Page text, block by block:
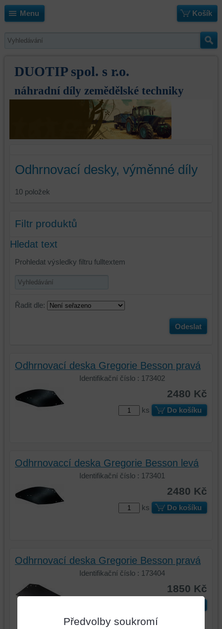
Menu Košík
DUOTIP spol. s r.o.
náhradní díly zemědělské techniky
Odhrnovací desky, výměnné díly
10 položek
Filtr produktů
Hledat text
Prohledat výsledky filtru fulltextem
Řadit dle:
Odeslat
Odhrnovací deska Gregorie Besson pravá
Identifikační číslo : 173402
2480 Kč
ks Do košíku
Odhrnovaccí deska Gregorie Besson levá
Identifikační číslo : 173401
2480 Kč
ks Do košíku
Odhrnovací deska Gregorie Besson pravá
Identifikační číslo : 173404
1850 Kč
Předvolby soukromí